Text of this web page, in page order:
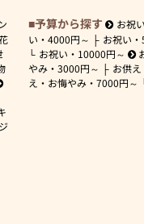
予算から探す お祝い
い・ 4000円～ お祝い・
お祝い・ 10000円～
やみ・ 3000円～ お供え
え・お悔やみ・ 7000円～